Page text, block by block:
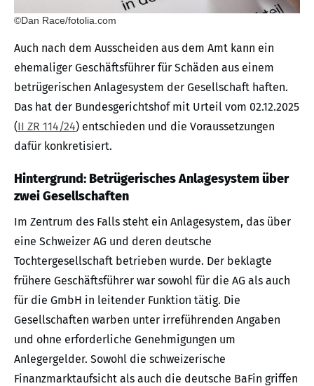
©Dan Race/fotolia.com
Auch nach dem Ausscheiden aus dem Amt kann ein
ehemaliger Geschäftsführer für Schäden aus einem
betrügerischen Anlagesystem der Gesellschaft haften.
Das hat der Bundesgerichtshof mit Urteil vom 02.12.2025
(II ZR 114/24) entschieden und die Voraussetzungen
dafür konkretisiert.
Hintergrund: Betrügerisches Anlagesystem über
zwei Gesellschaften
Im Zentrum des Falls steht ein Anlagesystem, das über
eine Schweizer AG und deren deutsche
Tochtergesellschaft betrieben wurde. Der beklagte
frühere Geschäftsführer war sowohl für die AG als auch
für die GmbH in leitender Funktion tätig. Die
Gesellschaften warben unter irreführenden Angaben
und ohne erforderliche Genehmigungen um
Anlegergelder. Sowohl die schweizerische
Finanzmarktaufsicht als auch die deutsche BaFin griffen